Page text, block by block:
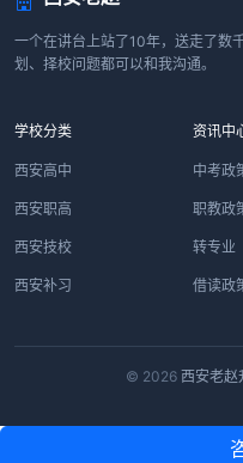
一个在讲台上站了10年，送走了数
划、择校问题都可以和我沟通。
学校分类
西安高中
西安职高
西安技校
西安补习
资讯中
中考政
职教政
转专业
借读政
© 2026 西安老赵